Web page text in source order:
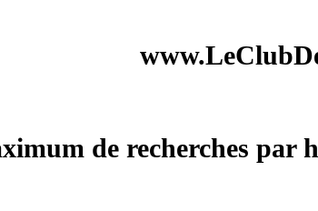
de recherches par